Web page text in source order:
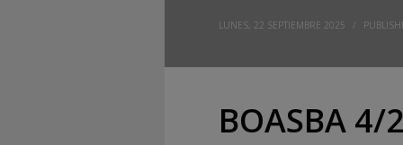
LUNES, 22 SEPTIEMBRE 2025 /
BOASBA 4/